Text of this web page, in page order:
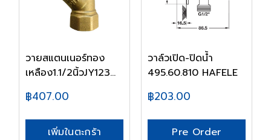
วายสแตนเนอร์ทอง
เหลือง1.1/2นิ้วJY123...
฿407.00
เพิ่มในตะกร้า
วาล์วเปิด-ปิดน้ำ
495.60.810 HAFELE
฿203.00
Pre Order